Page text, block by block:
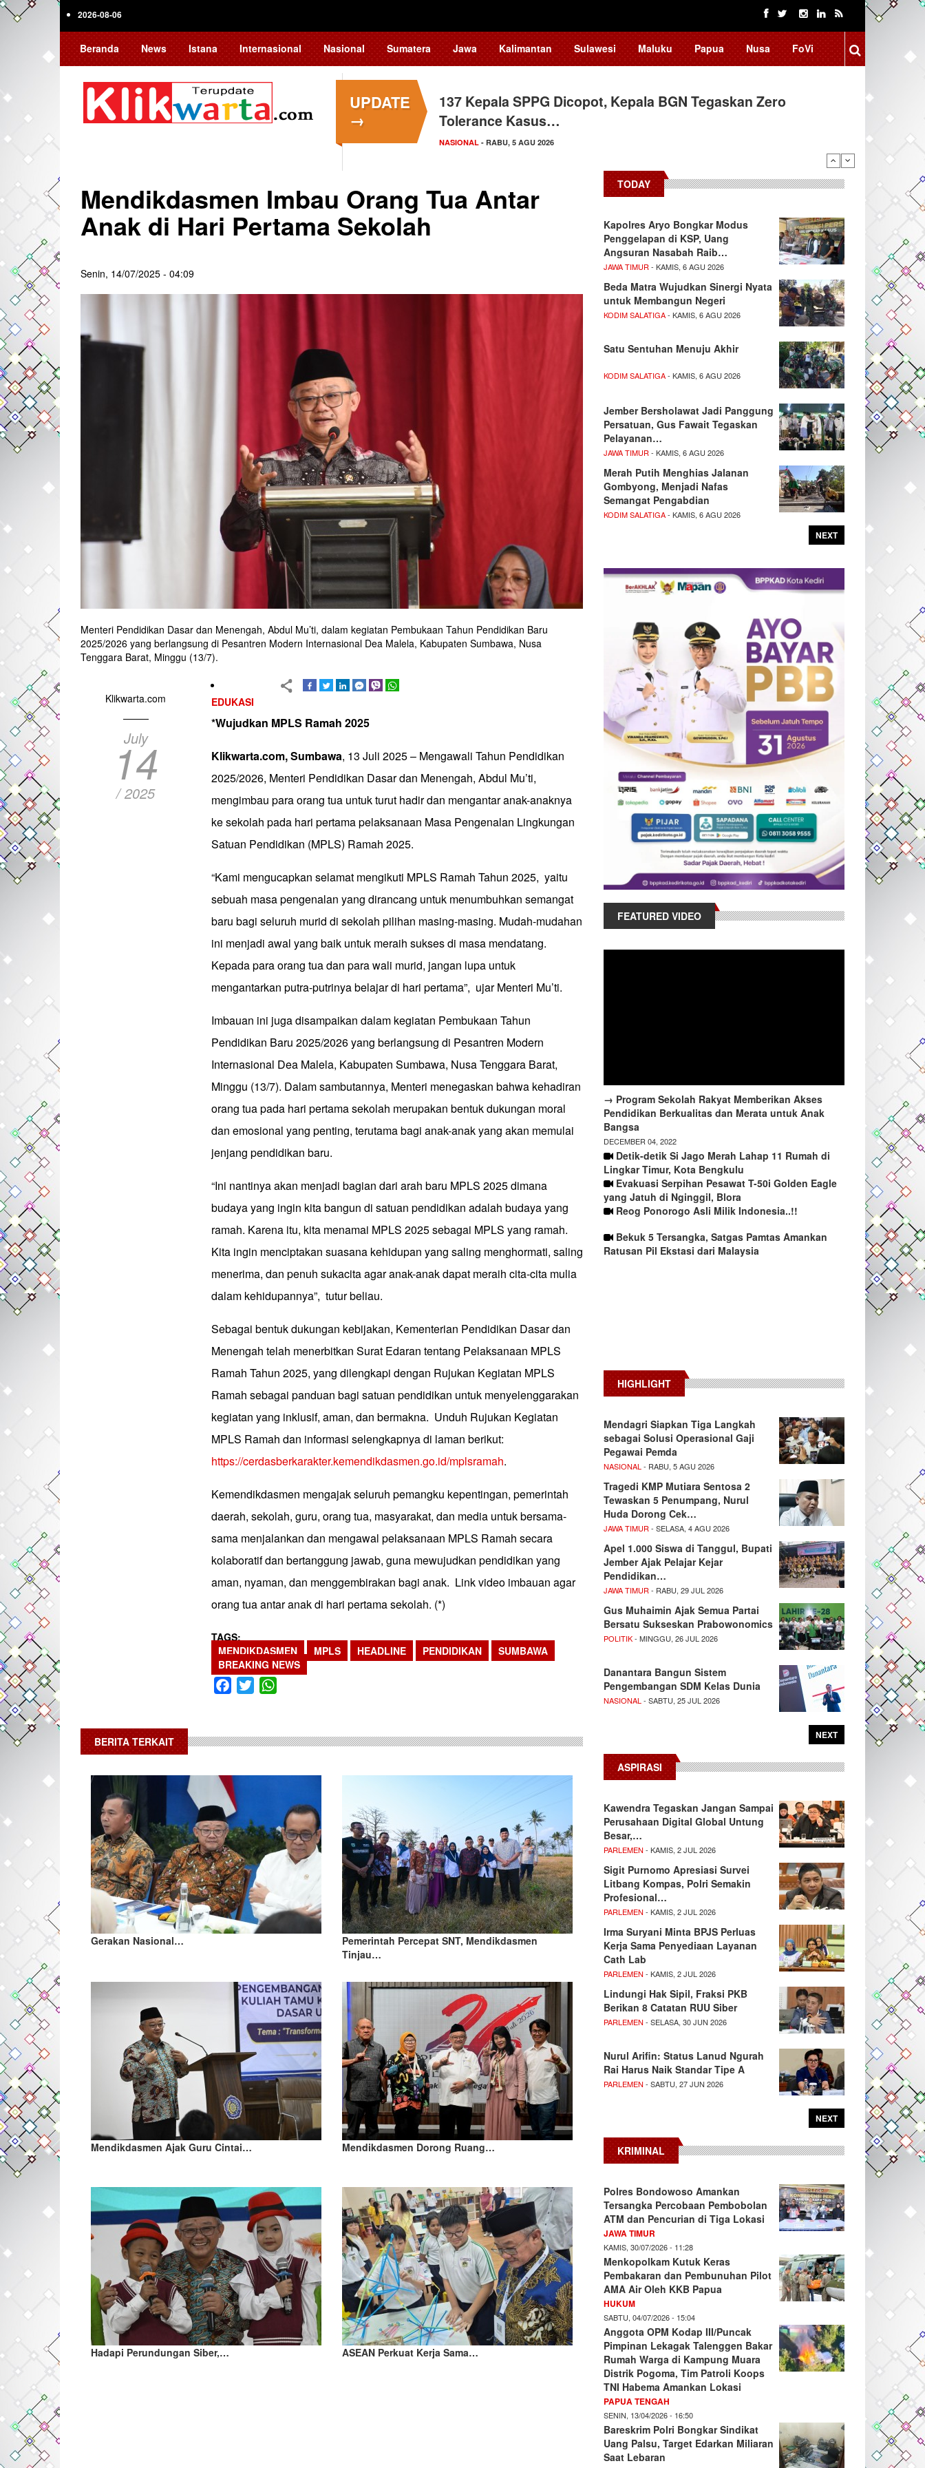
Skip
2026-08-06
Beranda News Istana Internasional Nasional Sumatera Jawa Kalimantan Sulawesi Maluku Papua Nusa FoVi
UPDATE
→
137 Kepala SPPG Dicopot, Kepala BGN Tegaskan Zero
Tolerance Kasus…
NASIONAL - RABU, 5 AGU 2026
Siswa Sekolah Rakyat Makassar Raih Prestasi Akademik
Tingkat Nasional
SULAWESI SELATAN- SELASA, 4 AGU 2026
Mendikdasmen Imbau Orang Tua Antar
Anak di Hari Pertama Sekolah
Senin, 14/07/2025 - 04:09
Menteri Pendidikan Dasar dan Menengah, Abdul Mu’ti, dalam kegiatan Pembukaan Tahun Pendidikan Baru
2025/2026 yang berlangsung di Pesantren Modern Internasional Dea Malela, Kabupaten Sumbawa, Nusa
Tenggara Barat, Minggu (13/7).
Klikwarta.com
July
14
/ 2025
EDUKASI
*Wujudkan MPLS Ramah 2025
Klikwarta.com, Sumbawa, 13 Juli 2025 – Mengawali Tahun Pendidikan
2025/2026, Menteri Pendidikan Dasar dan Menengah, Abdul Mu’ti,
mengimbau para orang tua untuk turut hadir dan mengantar anak-anaknya
ke sekolah pada hari pertama pelaksanaan Masa Pengenalan Lingkungan
Satuan Pendidikan (MPLS) Ramah 2025.
“Kami mengucapkan selamat mengikuti MPLS Ramah Tahun 2025, yaitu
sebuah masa pengenalan yang dirancang untuk menumbuhkan semangat
baru bagi seluruh murid di sekolah pilihan masing-masing. Mudah-mudahan
ini menjadi awal yang baik untuk meraih sukses di masa mendatang.
Kepada para orang tua dan para wali murid, jangan lupa untuk
mengantarkan putra-putrinya belajar di hari pertama”, ujar Menteri Mu’ti.
Imbauan ini juga disampaikan dalam kegiatan Pembukaan Tahun
Pendidikan Baru 2025/2026 yang berlangsung di Pesantren Modern
Internasional Dea Malela, Kabupaten Sumbawa, Nusa Tenggara Barat,
Minggu (13/7). Dalam sambutannya, Menteri menegaskan bahwa kehadiran
orang tua pada hari pertama sekolah merupakan bentuk dukungan moral
dan emosional yang penting, terutama bagi anak-anak yang akan memulai
jenjang pendidikan baru.
“Ini nantinya akan menjadi bagian dari arah baru MPLS 2025 dimana
budaya yang ingin kita bangun di satuan pendidikan adalah budaya yang
ramah. Karena itu, kita menamai MPLS 2025 sebagai MPLS yang ramah.
Kita ingin menciptakan suasana kehidupan yang saling menghormati, saling
menerima, dan penuh sukacita agar anak-anak dapat meraih cita-cita mulia
dalam kehidupannya”, tutur beliau.
Sebagai bentuk dukungan kebijakan, Kementerian Pendidikan Dasar dan
Menengah telah menerbitkan Surat Edaran tentang Pelaksanaan MPLS
Ramah Tahun 2025, yang dilengkapi dengan Rujukan Kegiatan MPLS
Ramah sebagai panduan bagi satuan pendidikan untuk menyelenggarakan
kegiatan yang inklusif, aman, dan bermakna. Unduh Rujukan Kegiatan
MPLS Ramah dan informasi selengkapnya di laman berikut:
https://cerdasberkarakter.kemendikdasmen.go.id/mplsramah.
Kemendikdasmen mengajak seluruh pemangku kepentingan, pemerintah
daerah, sekolah, guru, orang tua, masyarakat, dan media untuk bersama-
sama menjalankan dan mengawal pelaksanaan MPLS Ramah secara
kolaboratif dan bertanggung jawab, guna mewujudkan pendidikan yang
aman, nyaman, dan menggembirakan bagi anak. Link video imbauan agar
orang tua antar anak di hari pertama sekolah. (*)
TAGS
MENDIKDASMEN
MPLS HEADLINE PENDIDIKAN
SUMBAWA
BREAKING NEWS
Facebook
Twitter
BERITA TERKAIT
Gerakan Nasional…
Pemerintah Percepat SNT, Mendikdasmen
Tinjau…
Mendikdasmen Ajak Guru Cintai… Mendikdasmen Dorong Ruang…
Hadapi Perundungan Siber,… ASEAN Perkuat Kerja Sama…
TODAY
Kapolres Aryo Bongkar Modus
Penggelapan di KSP, Uang
Angsuran Nasabah Raib…
JAWA TIMUR - KAMIS, 6 AGU 2026
Beda Matra Wujudkan Sinergi Nyata
untuk Membangun Negeri
KODIM SALATIGA- KAMIS, 6 AGU 2026
Satu Sentuhan Menuju Akhir
KODIM SALATIGA- KAMIS, 6 AGU 2026
Jember Bersholawat Jadi Panggung
Persatuan, Gus Fawait Tegaskan
Pelayanan…
JAWA TIMUR - KAMIS, 6 AGU 2026
Merah Putih Menghias Jalanan
Gombyong, Menjadi Nafas
Semangat Pengabdian
KODIM SALATIGA- KAMIS, 6 AGU 2026
NEXT
FEATURED VIDEO
→ Program Sekolah Rakyat Memberikan Akses
Pendidikan Berkualitas dan Merata untuk Anak
Bangsa
DECEMBER 04, 2022
Detik-detik Si Jago Merah Lahap 11 Rumah di
Lingkar Timur, Kota Bengkulu
Evakuasi Serpihan Pesawat T-50i Golden Eagle
yang Jatuh di Nginggil, Blora
Reog Ponorogo Asli Milik Indonesia..!!
Bekuk 5 Tersangka, Satgas Pamtas Amankan
Ratusan Pil Ekstasi dari Malaysia
HIGHLIGHT
Mendagri Siapkan Tiga Langkah
sebagai Solusi Operasional Gaji
Pegawai Pemda
NASIONAL - RABU, 5 AGU 2026
Tragedi KMP Mutiara Sentosa 2
Tewaskan 5 Penumpang, Nurul
Huda Dorong Cek…
JAWA TIMUR - SELASA, 4 AGU 2026
Apel 1.000 Siswa di Tanggul, Bupati
Jember Ajak Pelajar Kejar
Pendidikan…
JAWA TIMUR - RABU, 29 JUL 2026
Gus Muhaimin Ajak Semua Partai
Bersatu Sukseskan Prabowonomics
POLITIK- MINGGU, 26 JUL 2026
Danantara Bangun Sistem
Pengembangan SDM Kelas Dunia
NASIONAL - SABTU, 25 JUL 2026
NEXT
ASPIRASI
Kawendra Tegaskan Jangan Sampai
Perusahaan Digital Global Untung
Besar,…
PARLEMEN - KAMIS, 2 JUL 2026
Sigit Purnomo Apresiasi Survei
Litbang Kompas, Polri Semakin
Profesional…
PARLEMEN - KAMIS, 2 JUL 2026
Irma Suryani Minta BPJS Perluas
Kerja Sama Penyediaan Layanan
Cath Lab
PARLEMEN - KAMIS, 2 JUL 2026
Lindungi Hak Sipil, Fraksi PKB
Berikan 8 Catatan RUU Siber
PARLEMEN - SELASA, 30 JUN 2026
Nurul Arifin: Status Lanud Ngurah
Rai Harus Naik Standar Tipe A
PARLEMEN - SABTU, 27 JUN 2026
NEXT
KRIMINAL
Polres Bondowoso Amankan
Tersangka Percobaan Pembobolan
ATM dan Pencurian di Tiga Lokasi
JAWA TIMUR
KAMIS, 30/07/2026 - 11:28
Menkopolkam Kutuk Keras
Pembakaran dan Pembunuhan Pilot
AMA Air Oleh KKB Papua
HUKUM
SABTU, 04/07/2026 - 15:04
Anggota OPM Kodap III/Puncak
Pimpinan Lekagak Talenggen Bakar
Rumah Warga di Kampung Muara
Distrik Pogoma, Tim Patroli Koops
TNI Habema Amankan Lokasi
PAPUA TENGAH
SENIN, 13/04/2026 - 16:50
Bareskrim Polri Bongkar Sindikat
Uang Palsu, Target Edarkan Miliaran
Saat Lebaran